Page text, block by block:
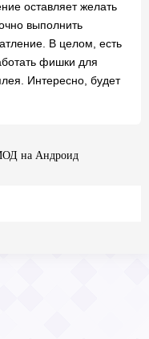
оставляет желать
выполнить
В целом, есть
фишки для
Интересно, будет
на Андроид